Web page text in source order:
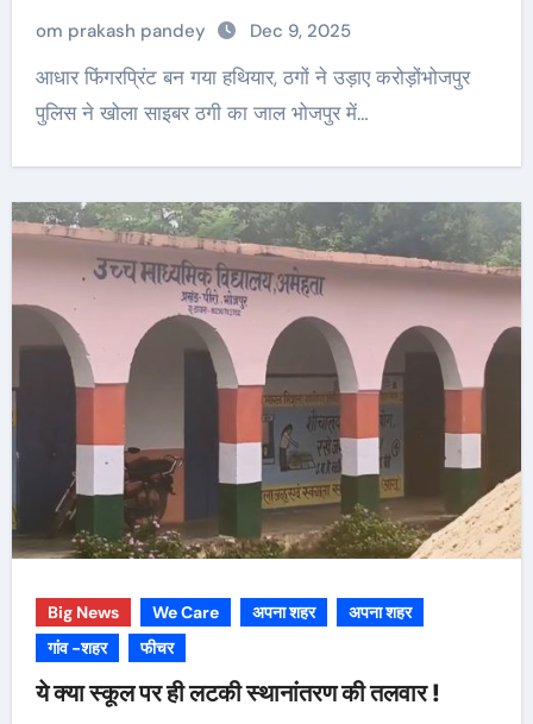
om prakash pandey Dec 9, 2025
आधार फिंगरप्रिंट बन गया हथियार, ठगों ने उड़ाए करोड़ोंभोजपुर
पुलिस ने खोला साइबर ठगी का जाल भोजपुर में…
Big News We Care अपना शहर
अपना शहर
गांव -शहर
फीचर
ये क्या स्कूल पर ही लटकी स्थानांतरण की तलवार !